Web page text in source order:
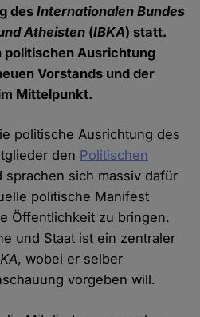
desInternationalen Bundes
Atheisten (IBKA) statt.
politischen Ausrichtung
Vorstands und der
Mittelpunkt.
politische Ausrichtung des
den Politischen
sprachen sich massiv dafür
politische Manifest
Öffentlichkeit zu bringen.
und Staat ist ein zentraler
, wobei er selber
vorgeben will.